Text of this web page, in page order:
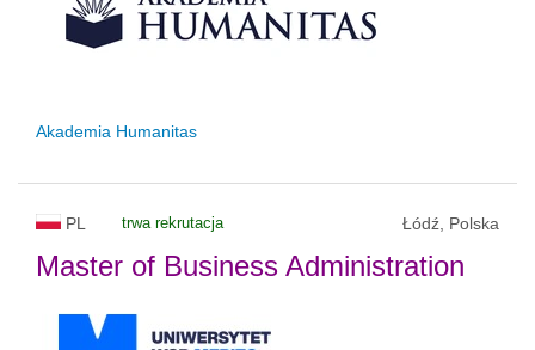
Akademia Humanitas
PL trwa rekrutacja Łódź, Polska
Master of Business Administration